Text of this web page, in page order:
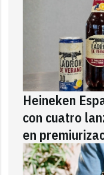
Heineken
con cuatro
en